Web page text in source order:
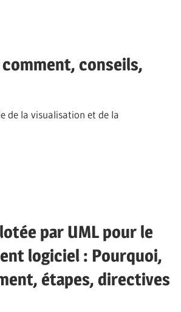
conseils,
de la visualisation et de la
par UML pour le
logiciel : Pourquoi,
étapes, directives